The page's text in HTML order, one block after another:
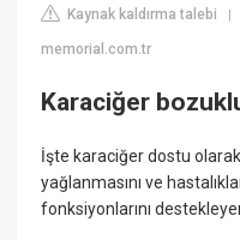
Kaynak kaldırma talebi
memorial.com.tr
Karaciğer
İşte karaciğer dostu
yağlanmasını ve
fonksiyonlarını